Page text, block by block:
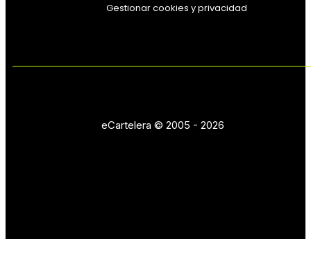
Gestionar cookies y privacidad
eCartelera © 2005 - 2026